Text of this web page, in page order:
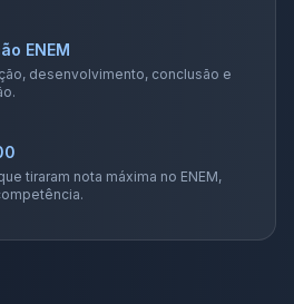
ENEM
desenvolvimento, conclusão e
tiraram nota máxima no ENEM,